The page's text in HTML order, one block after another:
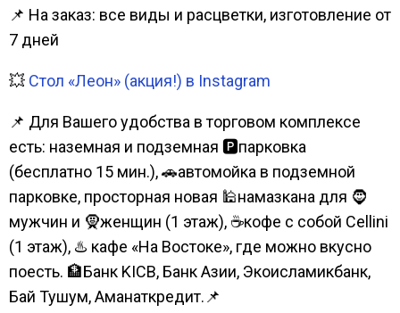
📌 На заказ: все виды и расцветки, изготовление от
7 дней
💥 Стол «Леон» (акция!) в Instagram
📌 Для Вашего удобства в торговом комплексе
есть: наземная и подземная 🅿парковка
(бесплатно 15 мин.), 🚗автомойка в подземной
парковке, просторная новая 🕌намазкана для 🧔
мужчин и 🧕женщин (1 этаж), ☕кофе с собой Cellini
(1 этаж), ♨️ кафе «На Востоке», где можно вкусно
поесть. 🏦Банк KICB, Банк Азии, Экоисламикбанк,
Бай Тушум, Аманаткредит.📌